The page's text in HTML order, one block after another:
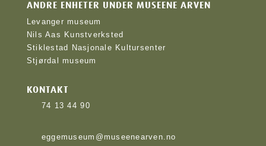
ANDRE ENHETER UNDER MUSEENE ARVEN
Levanger museum
Nils Aas Kunstverksted
Stiklestad Nasjonale Kultursenter
Stjørdal museum
KONTAKT
74 13 44 90
eggemuseum@museenearven.no